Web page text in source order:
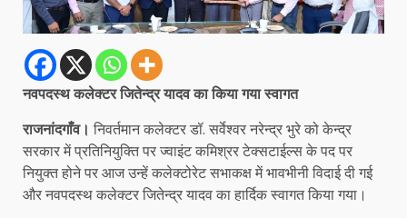
नवपदस्थ कलेक्टर जितेन्द्र यादव का किया गया स्वागत
राजनांदगाँव। निवर्तमान कलेक्टर डॉ. सर्वेश्वर नरेन्द्र भुरे को केन्द्र
सरकार में प्रतिनियुक्ति पर ज्वाइंट कमिश्रर टेक्सटाईल्स के पद पर
नियुक्त होने पर आज उन्हें कलेक्टोरेट सभाकक्ष में भावभीनी विदाई दी गई
और नवपदस्थ कलेक्टर जितेन्द्र यादव का हार्दिक स्वागत किया गया।